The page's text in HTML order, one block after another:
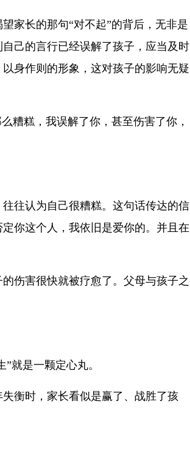
家长的那句“对不起”的背后，无非是
己的言行已经误解了孩子，应当及时
身作则的形象，这对孩子的影响无疑
糟糕，我误解了你，甚至伤害了你，
往认为自己很糟糕。这句话传达的信
你这个人，我依旧是爱你的。并且在
伤害很快就被疗愈了。父母与孩子之
就是一颗定心丸。
衡时，家长看似是赢了、战胜了孩